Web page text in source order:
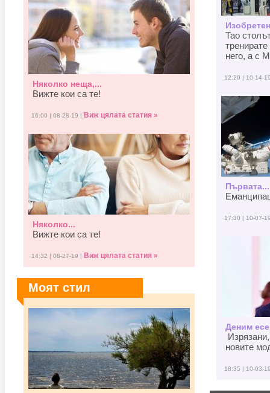
Няколко неща,...
Вижте кои са те!
16:00 | 08-28-19 | Виж цялата статия »
Няколко...
Вижте кои са те!
14:32 | 08-27-19 | Виж цялата статия »
Моят стил
Тао
него, а с
12:20 | 10-14-
Първата...
17:30 | 10-07-
Деним
новите
18:35 | 10-03-